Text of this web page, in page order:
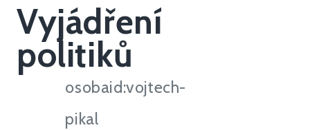
Vyjádření
politiků
osobaid:vojtech-
pikal